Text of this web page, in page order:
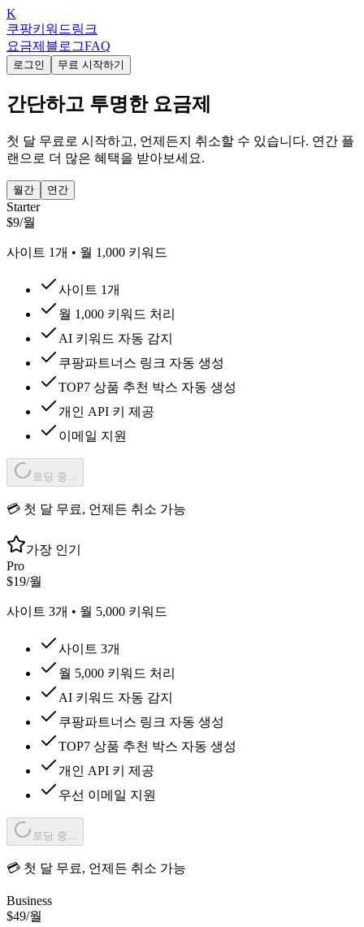
K
쿠팡키워드링크
요금제 블로그FAQ
로그인 무료 시작하기
간단하고 투명한 요금제
첫 달 무료로 시작하고, 언제든지 취소할 수 있습니다. 연간 플
랜으로 더 많은 혜택을 받아보세요.
월간 연간
Starter
$9/월
사이트 1개 • 월 1,000 키워드
사이트 1개
월 1,000 키워드 처리
AI 키워드 자동 감지
쿠팡파트너스 링크 자동 생성
TOP7 상품 추천 박스 자동 생성
개인 API 키 제공
이메일 지원
로딩 중...
💳 첫 달 무료, 언제든 취소 가능
가장 인기
Pro
$19/월
사이트 3개 • 월 5,000 키워드
사이트 3개
월 5,000 키워드 처리
AI 키워드 자동 감지
쿠팡파트너스 링크 자동 생성
TOP7 상품 추천 박스 자동 생성
개인 API 키 제공
우선 이메일 지원
로딩 중...
💳 첫 달 무료, 언제든 취소 가능
Business
$49/월